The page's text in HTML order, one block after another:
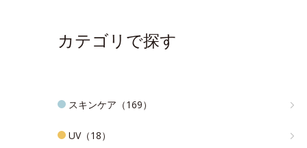
カテゴリで探す
スキンケア（169）
UV（18）